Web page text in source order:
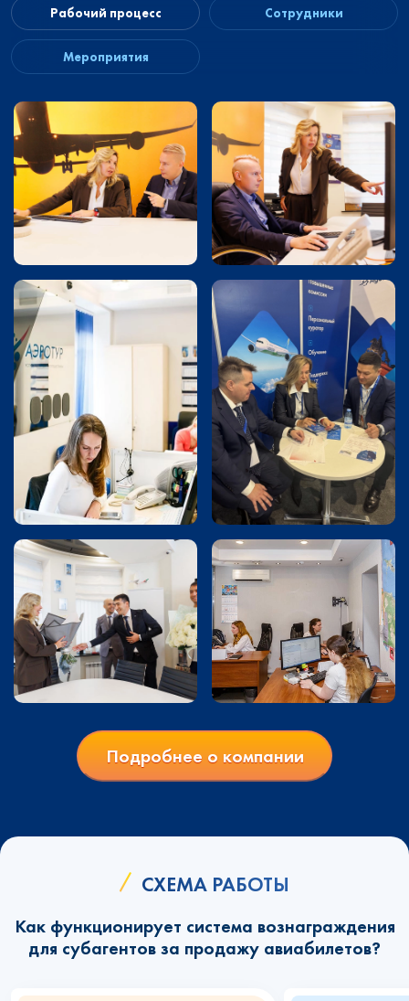
Рабочий процесс Сотрудники
Мероприятия
Подробнее о компании
СХЕМА РАБОТЫ
Как функционирует система вознаграждения
для субагентов за продажу авиабилетов?